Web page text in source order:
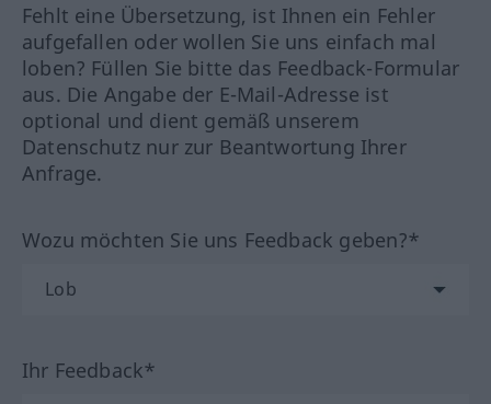
Fehlt eine Übersetzung, ist Ihnen ein Fehler
aufgefallen oder wollen Sie uns einfach mal
loben? Füllen Sie bitte das Feedback-Formular
aus. Die Angabe der E-Mail-Adresse ist
optional und dient gemäß unserem
Datenschutz nur zur Beantwortung Ihrer
Anfrage.
Wozu möchten Sie uns Feedback geben?*
Ihr Feedback*